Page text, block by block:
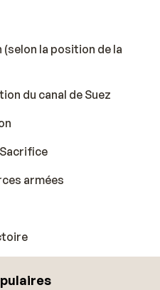
(selon la position de la
du canal de Suez
armées